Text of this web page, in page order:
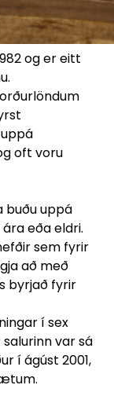
og er eitt
oft voru
buðu uppá
eða eldri.
sem fyrir
að með
byrjað fyrir
í sex
salurinn var sá
í ágúst 2001,